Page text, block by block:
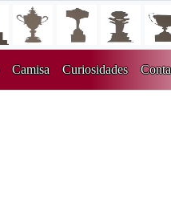
Camisa Curiosidades